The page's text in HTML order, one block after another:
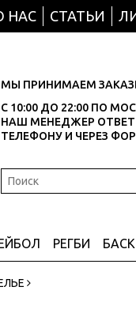
НАС СТАТЬИ
МЫ ПРИНИМАЕМ
С 10:00 ДО 22:00 ПО
НАШ МЕНЕДЖЕР
ТЕЛЕФОНУ И ЧЕРЕЗ
РЕГБИ